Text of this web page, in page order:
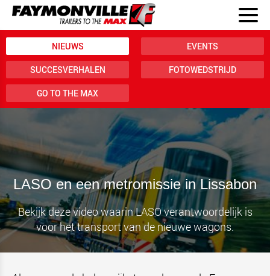
NIEUWS EVENTS
SUCCESVERHALEN FOTOWEDSTRIJD
GO TO THE MAX
LASO en een metromissie in Lissabon
Bekijk deze video waarin LASO verantwoordelijk is
voor het transport van de nieuwe wagons.